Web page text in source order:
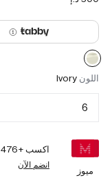
اللون Ivory
6
ميوز
اكسب +476
انضم الآن